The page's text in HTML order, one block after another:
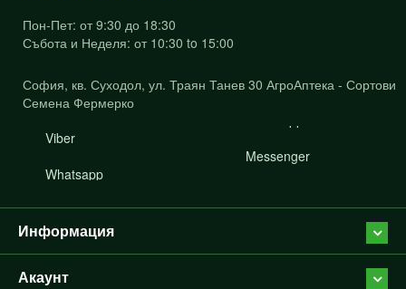
Пон-Пет: от 9:30 до 18:30
Събота и Неделя: от 10:30 to 15:00
София, кв. Суходол, ул. Траян Танев 30 АгроАптека - Сортови
Семена Фермерко
Viber
Whatsapp
Messenger
Информация
Акаунт